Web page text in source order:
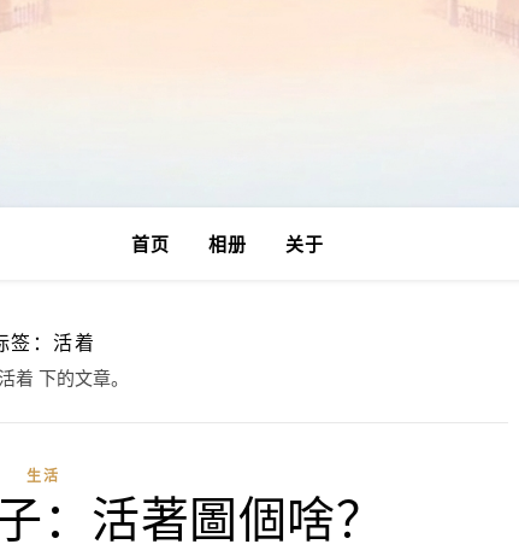
首页 相册 关于
签：活着
着 下的文章。
生活
：活著圖個啥？